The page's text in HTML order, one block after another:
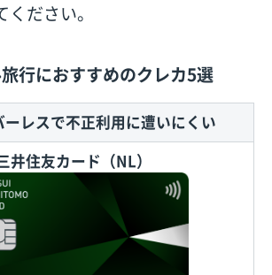
ださい。
行におすすめのクレカ5選
ーレスで不正利用に遭いにくい
井住友カード（NL）